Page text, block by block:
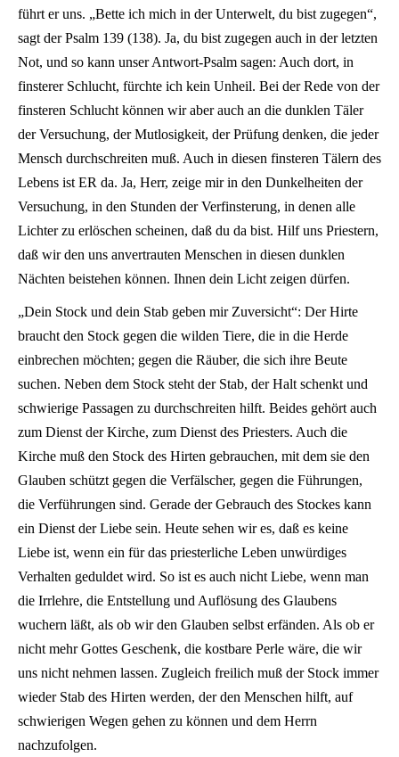
führt er uns. „Bette ich mich in der Unterwelt, du bist zugegen“,
sagt der Psalm 139 (138). Ja, du bist zugegen auch in der letzten
Not, und so kann unser Antwort-Psalm sagen: Auch dort, in
finsterer Schlucht, fürchte ich kein Unheil. Bei der Rede von der
finsteren Schlucht können wir aber auch an die dunklen Täler
der Versuchung, der Mutlosigkeit, der Prüfung denken, die jeder
Mensch durchschreiten muß. Auch in diesen finsteren Tälern des
Lebens ist ER da. Ja, Herr, zeige mir in den Dunkelheiten der
Versuchung, in den Stunden der Verfinsterung, in denen alle
Lichter zu erlöschen scheinen, daß du da bist. Hilf uns Priestern,
daß wir den uns anvertrauten Menschen in diesen dunklen
Nächten beistehen können. Ihnen dein Licht zeigen dürfen.
„Dein Stock und dein Stab geben mir Zuversicht“: Der Hirte
braucht den Stock gegen die wilden Tiere, die in die Herde
einbrechen möchten; gegen die Räuber, die sich ihre Beute
suchen. Neben dem Stock steht der Stab, der Halt schenkt und
schwierige Passagen zu durchschreiten hilft. Beides gehört auch
zum Dienst der Kirche, zum Dienst des Priesters. Auch die
Kirche muß den Stock des Hirten gebrauchen, mit dem sie den
Glauben schützt gegen die Verfälscher, gegen die Führungen,
die Verführungen sind. Gerade der Gebrauch des Stockes kann
ein Dienst der Liebe sein. Heute sehen wir es, daß es keine
Liebe ist, wenn ein für das priesterliche Leben unwürdiges
Verhalten geduldet wird. So ist es auch nicht Liebe, wenn man
die Irrlehre, die Entstellung und Auflösung des Glaubens
wuchern läßt, als ob wir den Glauben selbst erfänden. Als ob er
nicht mehr Gottes Geschenk, die kostbare Perle wäre, die wir
uns nicht nehmen lassen. Zugleich freilich muß der Stock immer
wieder Stab des Hirten werden, der den Menschen hilft, auf
schwierigen Wegen gehen zu können und dem Herrn
nachzufolgen.